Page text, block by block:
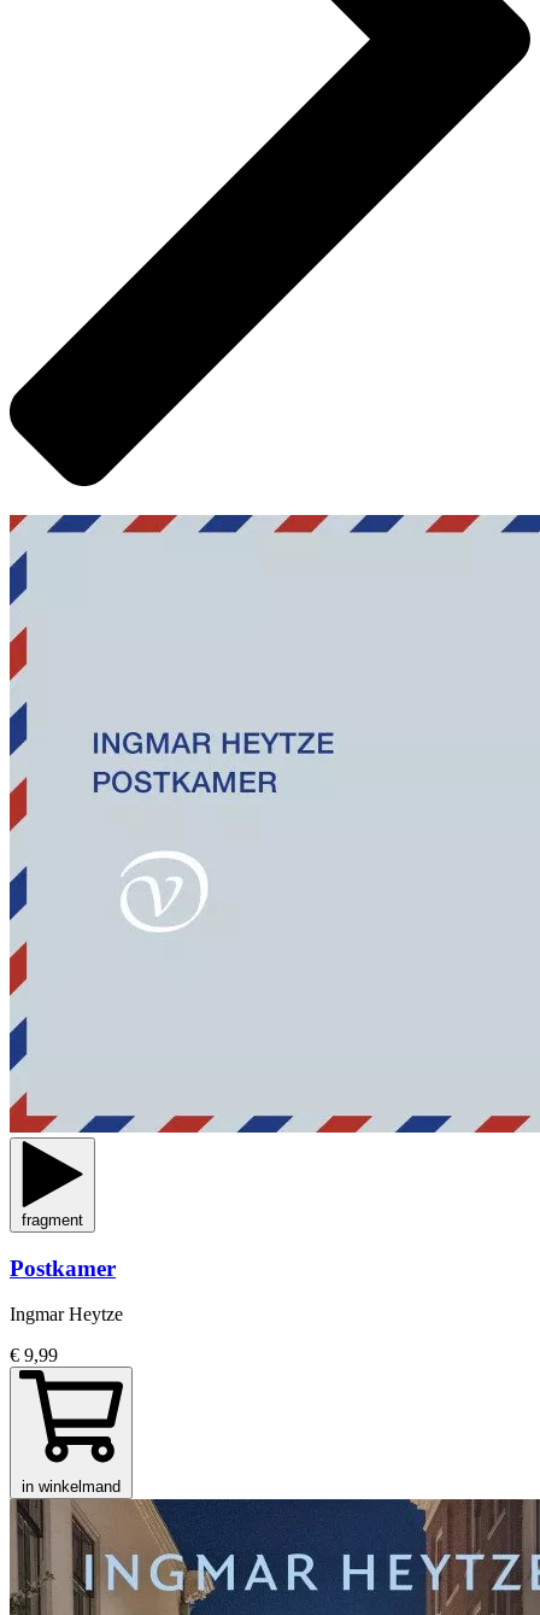
fragment
Postkamer
Ingmar Heytze
€ 9,99
in winkelmand